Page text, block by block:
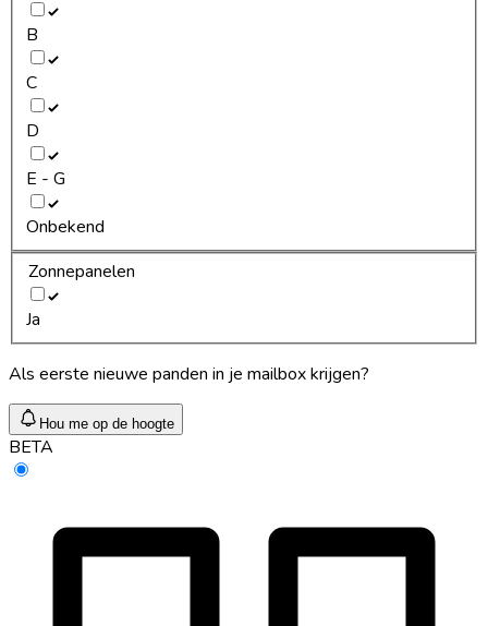
B
C
D
E - G
Onbekend
Zonnepanelen
Ja
Als eerste nieuwe panden in je mailbox krijgen?
Hou me op de hoogte
BETA